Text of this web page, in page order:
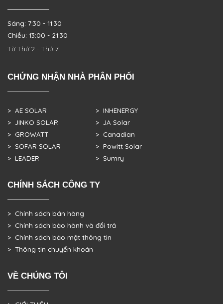
Sáng: 7:30 - 11:30
Chiều: 13:00 - 21:30
Từ Thứ 2 - Thứ 7
CHỨNG NHẬN NHÀ PHÂN PHỐI
> AE SOLAR
> JINKO SOLAR
> GROWATT
> SOFAR SOLAR
> LEADER
> INHENERGY
> JA Solar
> Canadian
> Powitt Solar
> Sumry
CHÍNH SÁCH CÔNG TY
> Chính sách bán hàng
> Chính sách bảo hành và đổi trả
> Chính sách bảo mật thông tin
> Thông tin chuyển khoản
VỀ CHÚNG TÔI